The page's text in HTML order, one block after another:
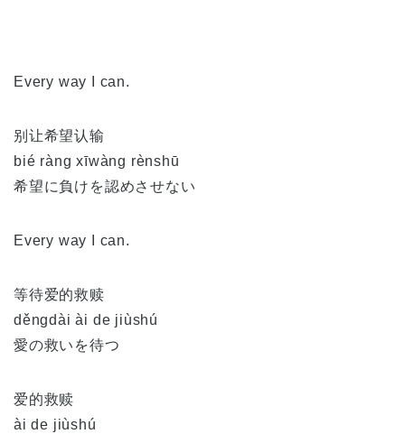
Every way I can.
别让希望认输
bié ràng xīwàng rènshū
希望に負けを認めさせない
Every way I can.
等待爱的救赎
děngdài ài de jiùshú
愛の救いを待つ
爱的救赎
ài de jiùshú